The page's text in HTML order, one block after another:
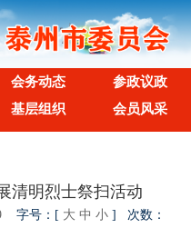
会务动态
参政议政
基层组织 会员风采
清明烈士祭扫活动
字号：[ 大 中 小 ] 次数：